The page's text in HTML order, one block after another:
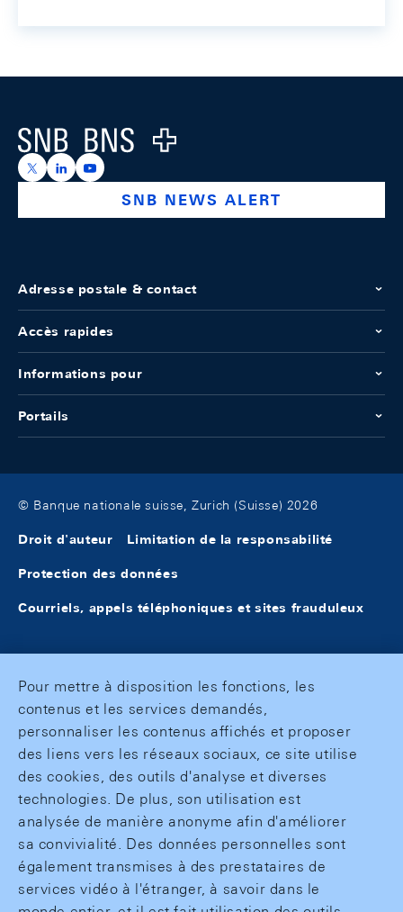
Logo
https://x.com/snb_bns
https://ch.linkedin.com/company/swiss-national-
https://www.youtube.com/@swissnationalbank
SNB NEWS ALERT
Adresse postale & contact
Accès rapides
Informations pour
Portails
© Banque nationale suisse, Zurich (Suisse) 2026
Droit d'auteur Limitation de la responsabilité
Protection des données
Courriels, appels téléphoniques et sites frauduleux
Pour mettre à disposition les fonctions, les
contenus et les services demandés,
personnaliser les contenus affichés et proposer
des liens vers les réseaux sociaux, ce site utilise
des cookies, des outils d'analyse et diverses
technologies. De plus, son utilisation est
analysée de manière anonyme afin d'améliorer
sa convivialité. Des données personnelles sont
également transmises à des prestataires de
services vidéo à l'étranger, à savoir dans le